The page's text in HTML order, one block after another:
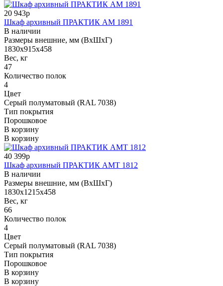
20 943р
Шкаф архивный ПРАКТИК AM 1891
В наличии
Размеры внешние, мм (ВхШхГ)
1830x915x458
Вес, кг
47
Количество полок
4
Цвет
Серый полуматовый (RAL 7038)
Тип покрытия
Порошковое
В корзину
В корзину
40 399р
Шкаф архивный ПРАКТИК AMT 1812
В наличии
Размеры внешние, мм (ВхШхГ)
1830x1215x458
Вес, кг
66
Количество полок
4
Цвет
Серый полуматовый (RAL 7038)
Тип покрытия
Порошковое
В корзину
В корзину